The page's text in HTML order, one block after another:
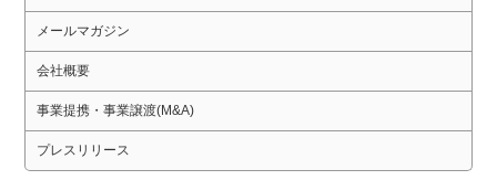
メールマガジン
会社概要
事業提携・事業譲渡(M&A)
プレスリリース